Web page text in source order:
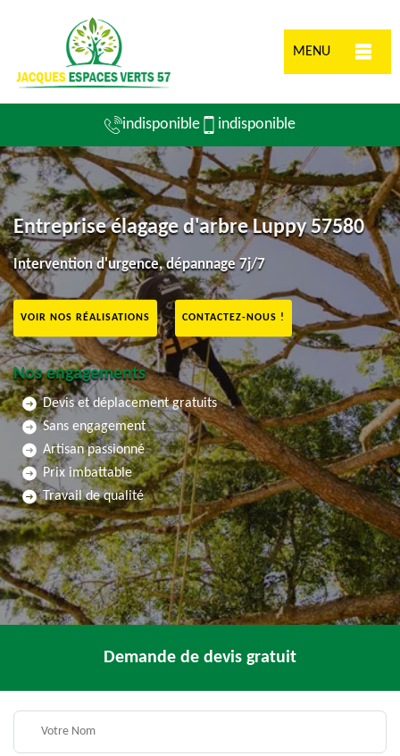
MENU
indisponible indisponible
Entreprise élagage d'arbre Luppy 57580
Intervention d'urgence, dépannage 7j/7
VOIR NOS RÉALISATIONS CONTACTEZ-NOUS !
Nos engagements
Devis et déplacement gratuits
Sans engagement
Artisan passionné
Prix imbattable
Travail de qualité
Demande de devis gratuit